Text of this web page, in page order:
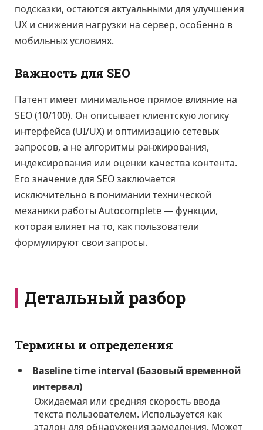
подсказки, остаются актуальными для улучшения
UX и снижения нагрузки на сервер, особенно в
мобильных условиях.
Важность для SEO
Патент имеет минимальное прямое влияние на
SEO (10/100). Он описывает клиентскую логику
интерфейса (UI/UX) и оптимизацию сетевых
запросов, а не алгоритмы ранжирования,
индексирования или оценки качества контента.
Его значение для SEO заключается
исключительно в понимании технической
механики работы Autocomplete — функции,
которая влияет на то, как пользователи
формулируют свои запросы.
Детальный разбор
Термины и определения
Baseline time interval (Базовый временной
интервал)
Ожидаемая или средняя скорость ввода
текста пользователем. Используется как
эталон для обнаружения замедления. Может